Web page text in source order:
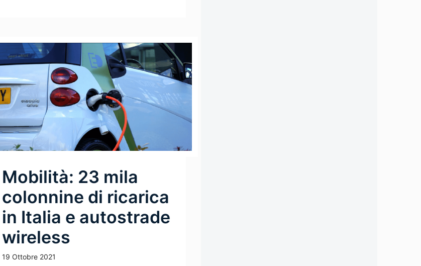
Mobilità: 23 mila
colonnine di ricarica
in Italia e autostrade
wireless
19 Ottobre 2021